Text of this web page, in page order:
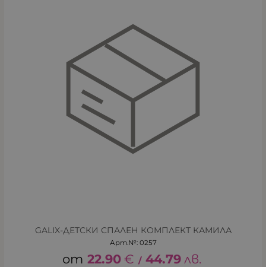
GALIX-ДЕТСКИ СПАЛЕН КОМПЛЕКТ КАМИЛА
Арт.№: 0257
22.90 € / 44.79 лв.